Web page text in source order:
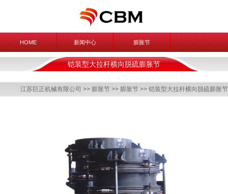
HOME 新闻中心 膨胀节
铠装型大拉杆横向脱硫膨胀节
江苏巨正机械有限公司 >> 膨胀节 >> 膨胀节 >> 铠装型大拉杆横向脱硫膨胀节